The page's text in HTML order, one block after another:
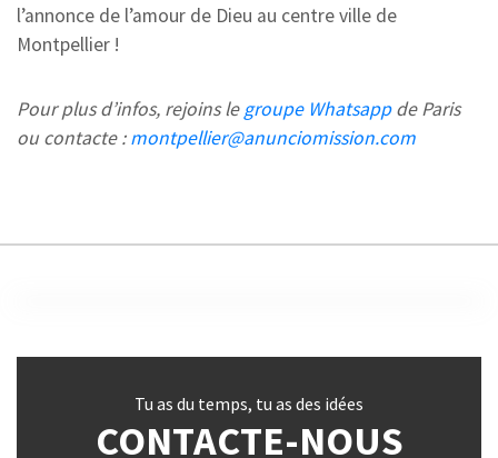
l’annonce de l’amour de Dieu au centre ville de
Montpellier !
Pour plus d’infos, rejoins legroupe Whatsappde Paris
ou contacte :montpellier@anunciomission.com
Tu as du temps, tu as des idées
CONTACTE-NOUS